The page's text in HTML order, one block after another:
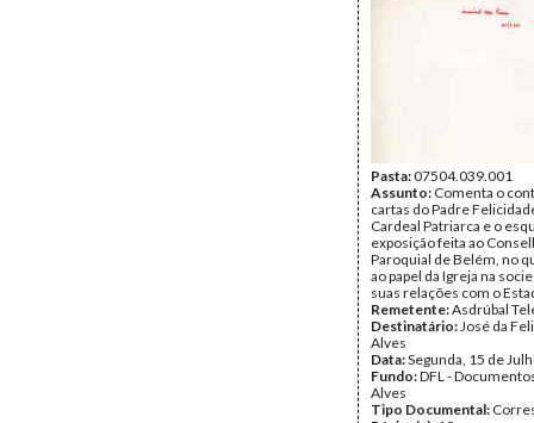
Pasta:07504.039.001
Assunto: Comenta o
cartas do Padre
Cardeal Patriarca e o
exposição feita ao
Paroquial de Belém, no
ao papel da Igreja na
suas relações com o
Remetente:Asdrúbal
Destinatário:José da
Alves
Data:Segunda, 15 de
Fundo:DFL -
Alves
Tipo Documental: